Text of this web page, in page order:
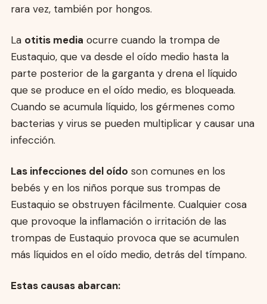
rara vez, también por hongos.
La otitis media ocurre cuando la trompa de
Eustaquio, que va desde el oído medio hasta la
parte posterior de la garganta y drena el líquido
que se produce en el oído medio, es bloqueada.
Cuando se acumula líquido, los gérmenes como
bacterias y virus se pueden multiplicar y causar una
infección.
Las infecciones del oído son comunes en los
bebés y en los niños porque sus trompas de
Eustaquio se obstruyen fácilmente. Cualquier cosa
que provoque la inflamación o irritación de las
trompas de Eustaquio provoca que se acumulen
más líquidos en el oído medio, detrás del tímpano.
Estas causas abarcan: